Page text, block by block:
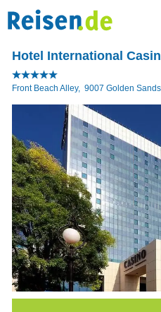
Hotel International
Front Beach Alley, 9007 Golden Sands